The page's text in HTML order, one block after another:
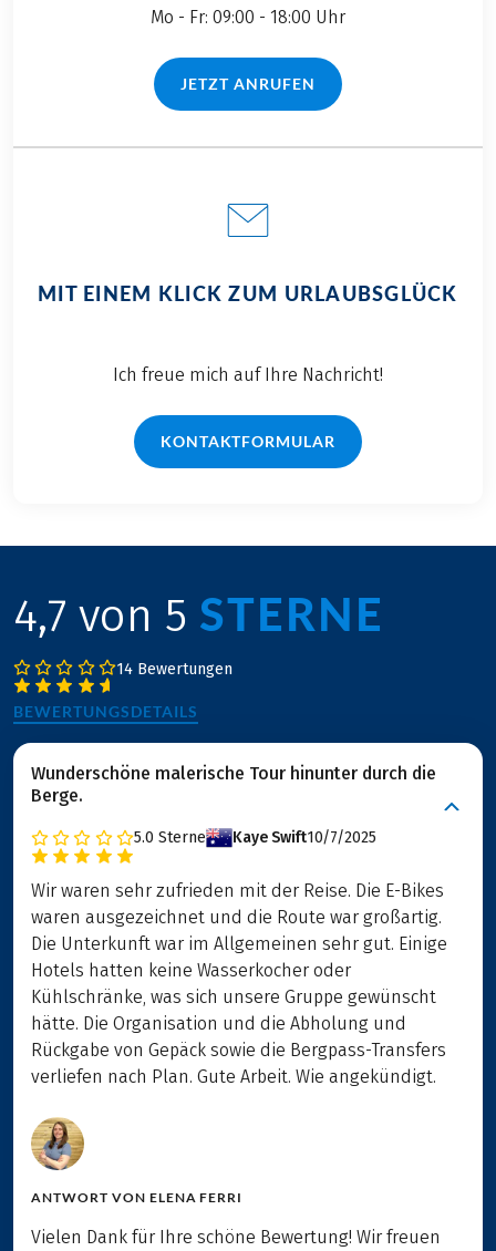
Mo - Fr: 09:00 - 18:00 Uhr
JETZT ANRUFEN(LINK ÖFFNET IN NEUEM TAB)
MIT EINEM KLICK ZUM URLAUBSGLÜCK
Ich freue mich auf Ihre Nachricht!
KONTAKTFORMULAR
4,7 von 5 STERNE
14 Bewertungen
BEWERTUNGSDETAILS
Wunderschöne malerische Tour hinunter durch die
Berge.
5.0 Sterne Kaye Swift10/7/2025
Wir waren sehr zufrieden mit der Reise. Die E-Bikes
waren ausgezeichnet und die Route war großartig.
Die Unterkunft war im Allgemeinen sehr gut. Einige
Hotels hatten keine Wasserkocher oder
Kühlschränke, was sich unsere Gruppe gewünscht
hätte. Die Organisation und die Abholung und
Rückgabe von Gepäck sowie die Bergpass-Transfers
verliefen nach Plan. Gute Arbeit. Wie angekündigt.
ANTWORT VON ELENA FERRI
Vielen Dank für Ihre schöne Bewertung! Wir freuen